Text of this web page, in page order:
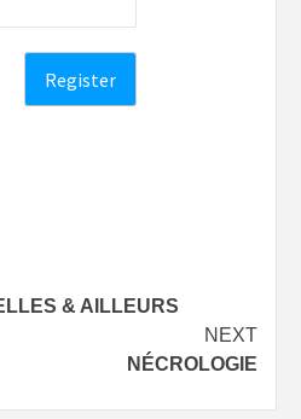
& AILLEURS
NEXT
NÉCROLOGIE